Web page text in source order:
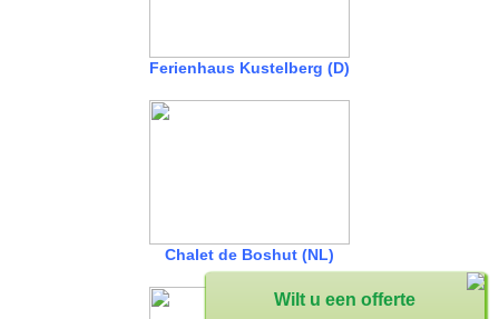
Ferienhaus Kustelberg (D)
Chalet de Boshut (NL)
Wilt u een offerte